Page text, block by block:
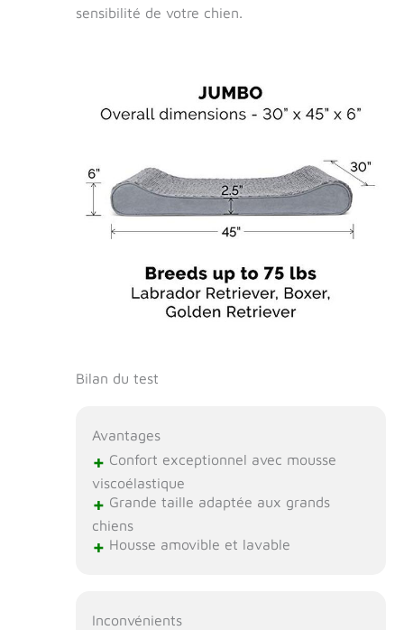
géant. Entretien
facile : la housse
entièrement
lavable en
machine pour
votre commodité.
instructions de
lavage plus
spécifiques,
sensibilité de votre chien.
Bilan du test
Avantages
+ Confort exceptionnel avec mousse
viscoélastique
+ Grande taille adaptée aux grands
chiens
+ Housse amovible et lavable
Inconvénients